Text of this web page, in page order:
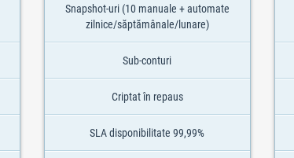
Snapshot-uri (10 manuale + automate
zilnice/săptămânale/lunare)
Sub-conturi
Criptat în repaus
SLA disponibilitate 99,99%